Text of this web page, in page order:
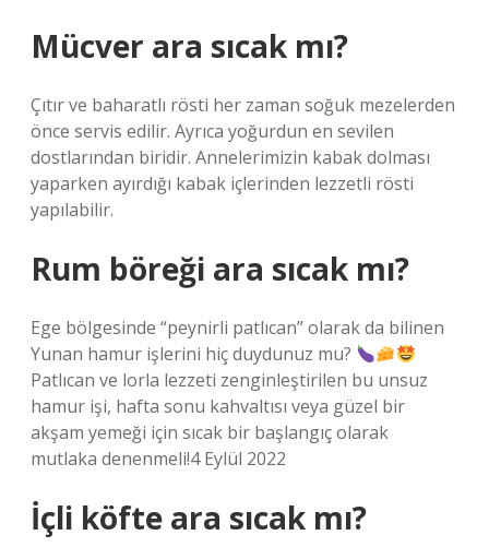
Mücver ara sıcak mı?
Çıtır ve baharatlı rösti her zaman soğuk mezelerden
önce servis edilir. Ayrıca yoğurdun en sevilen
dostlarından biridir. Annelerimizin kabak dolması
yaparken ayırdığı kabak içlerinden lezzetli rösti
yapılabilir.
Rum böreği ara sıcak mı?
Ege bölgesinde “peynirli patlıcan” olarak da bilinen
Yunan hamur işlerini hiç duydunuz mu?
Patlıcan ve lorla lezzeti zenginleştirilen bu unsuz
hamur işi, hafta sonu kahvaltısı veya güzel bir
akşam yemeği için sıcak bir başlangıç ​​olarak
mutlaka denenmeli!4 Eylül 2022
İçli köfte ara sıcak mı?